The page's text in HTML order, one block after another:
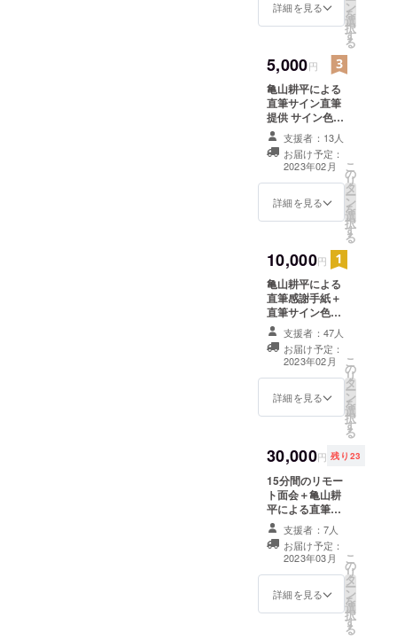
詳細を見る ン
を
選
択
す
る
5,000円
亀山耕平による
直筆サイン直筆
提供 サイン色紙
に直筆でサイン
し発送致しま
す。
支援者：13人
お届け予定：
2023年02月
詳細を見る
こ
の
リ
タ
ー
ン
を
選
択
す
る
10,000円
亀山耕平による
直筆感謝手紙＋
直筆サイン色紙
提供 サイン色紙
に直筆でサイン
し、手紙と一緒
に発送致しま
す。
支援者：47人
お届け予定：
2023年02月
詳細を見る
こ
の
リ
タ
ー
ン
を
選
択
す
る
30,000円 残り23
15分間のリモー
ト面会＋亀山耕
平による直筆感
謝手紙＋直筆サ
イン色紙提供 サ
イン色紙に直筆
でサインし、手
紙と一緒に発送
致します。 リ
支援者：7人
お届け予定：
2023年03月
詳細を見る
こ
の
リ
タ
ー
ン
を
選
択
す
る